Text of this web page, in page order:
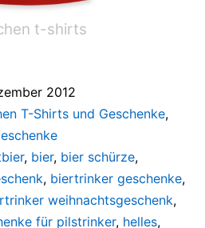
t-shirts
2012
T-Shirts und Geschenke,
, bier, bier schürze,
, biertrinker geschenke,
weihnachtsgeschenk,
für pilstrinker, helles,